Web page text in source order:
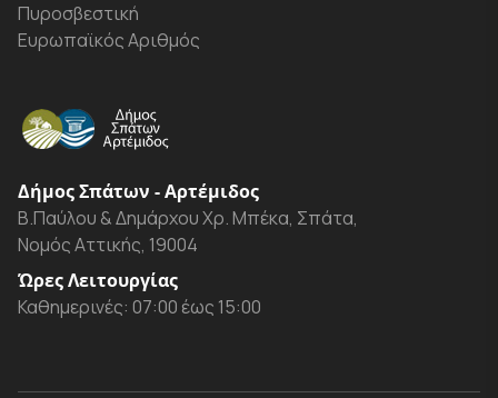
Πυροσβεστική
Ευρωπαϊκός Αριθμός
Δήμος Σπάτων - Αρτέμιδος
Β.Παύλου & Δημάρχου Χρ. Μπέκα, Σπάτα,
Νομός Αττικής, 19004
Ώρες Λειτουργίας
Καθημερινές: 07:00 έως 15:00